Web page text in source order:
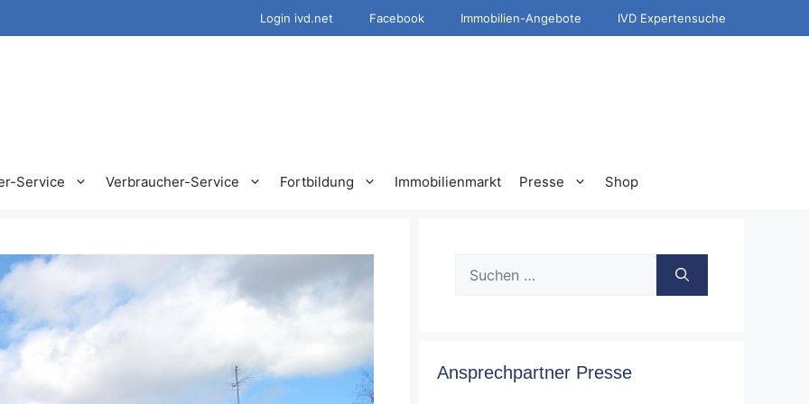
Login ivd.net Facebook Immobilien-Angebote IVD Expertensuche
Service Verbraucher-Service Fortbildung Immobilienmarkt Presse Shop
nach:
Ansprechpartner Presse